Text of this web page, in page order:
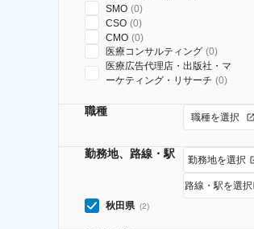
SMO (0)
CSO (0)
CMO (0)
医療コンサルティング (0)
医療広告代理店・出版社・マ
ーケティング・リサーチ (0)
職種 職種を選択
勤務地、路線・駅 勤務地を選択
路線・駅を選択
秋田県 (2)